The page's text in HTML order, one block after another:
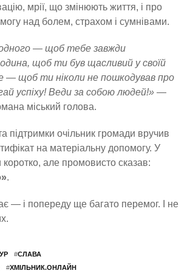
мрії, що змінюють життя, і про
над болем, страхом і сумнівами.
— щоб тебе завжди
щоб ти був щасливий у своїй
— щоб ти ніколи не пошкодував про
успіху! Веди за собою людей!» —
міський голова.
підтримки очільник громади вручив
на матеріальну допомогу. У
коротко, але промовисто сказав:
.
— і попереду ще багато перемог. І не
#СЛАВА
#ХМІЛЬНИК.ОНЛАЙН